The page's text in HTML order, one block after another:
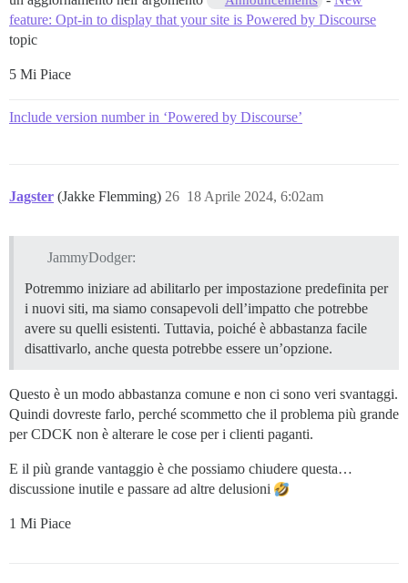
feature: Opt-in to display that your site is Powered by Discourse
topic
5 Mi Piace
Include version number in ‘Powered by Discourse’
Jagster (Jakke Flemming) 18 Aprile 2024, 6:02am
26
JammyDodger:
Potremmo iniziare ad abilitarlo per impostazione predefinita per
i nuovi siti, ma siamo consapevoli dell’impatto che potrebbe
avere su quelli esistenti. Tuttavia, poiché è abbastanza facile
disattivarlo, anche questa potrebbe essere un’opzione.
Questo è un modo abbastanza comune e non ci sono veri svantaggi.
Quindi dovreste farlo, perché scommetto che il problema più grande
per CDCK non è alterare le cose per i clienti paganti.
E il più grande vantaggio è che possiamo chiudere questa…
discussione inutile e passare ad altre delusioni
1 Mi Piace